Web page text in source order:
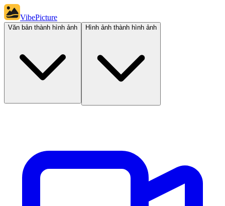
VibePicture
Văn bản thành hình ảnh Hình ảnh thành hình ảnh